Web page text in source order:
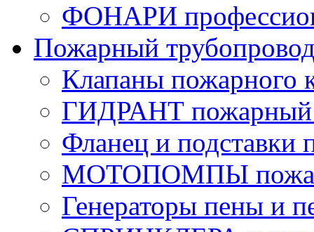
ФОНАРИ
Пожарный
Клапаны пожарного
ГИДРАНТ пожарный
Фланец и подставки
МОТОПОМПЫ
Генераторы пены и